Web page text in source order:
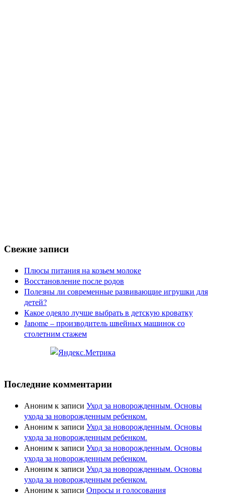
Свежие записи
Плюсы питания на козьем молоке
Восстановление после родов
Полезны ли современные развивающие игрушки для
детей?
Какое одеяло лучше выбрать в детскую кроватку
Janome – производитель швейных машинок со
столетним стажем
Последние комментарии
Анонимк записи Уход за новорожденным. Основы
ухода за новорожденным ребенком.
Анонимк записи Уход за новорожденным. Основы
ухода за новорожденным ребенком.
Анонимк записи Уход за новорожденным. Основы
ухода за новорожденным ребенком.
Анонимк записи Уход за новорожденным. Основы
ухода за новорожденным ребенком.
Анонимк записи Опросы и голосования